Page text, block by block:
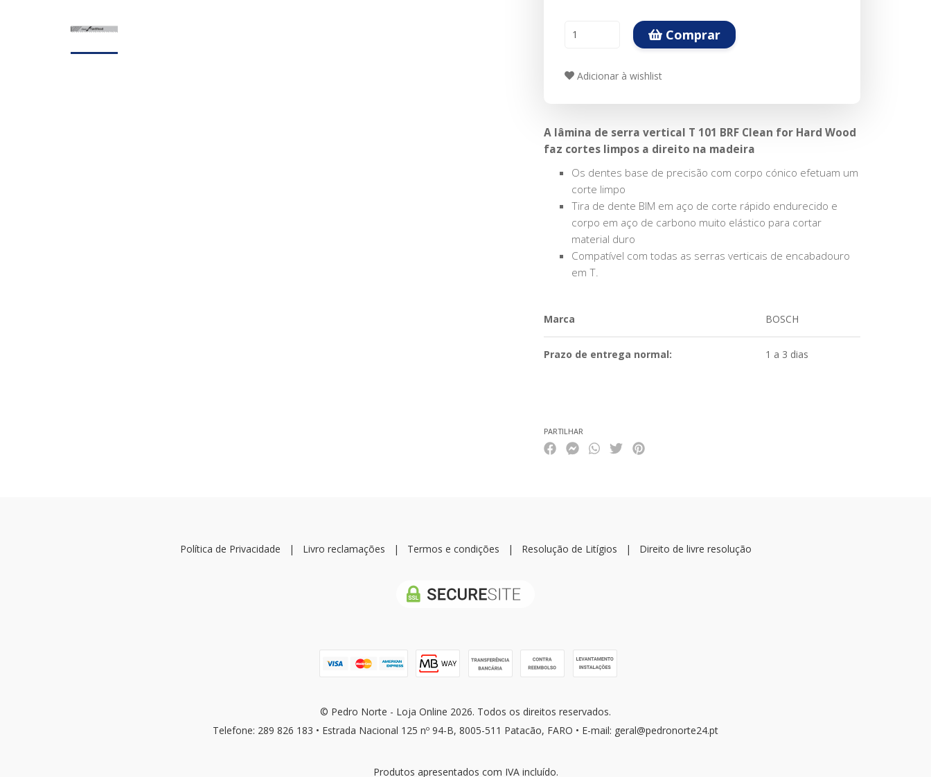
Comprar
Adicionar à wishlist
A lâmina de serra vertical T 101 BRF Clean for Hard Wood
faz cortes limpos a direito na madeira
Os dentes base de precisão com corpo cónico efetuam um
corte limpo
Tira de dente BIM em aço de corte rápido endurecido e
corpo em aço de carbono muito elástico para cortar
material duro
Compatível com todas as serras verticais de encabadouro
em T.
Marca BOSCH
Prazo de entrega normal:
1 a 3 dias
PARTILHAR
Política de Privacidade | Livro reclamações | Termos e condições | Resolução de Litígios | Direito de livre resolução
© Pedro Norte - Loja Online 2026. Todos os direitos reservados.
Telefone: 289 826 183 • Estrada Nacional 125 nº 94-B, 8005-511 Patacão, FARO • E-mail: geral@pedronorte24.pt
Produtos apresentados com IVA incluído.